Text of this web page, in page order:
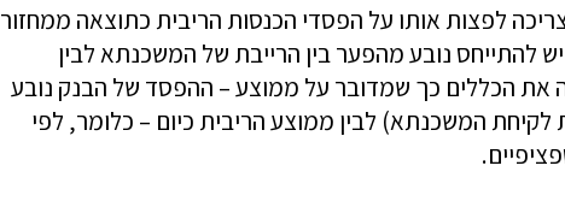
לפצות אותו על הפסדי הכנסות הריבית כתוצאה ממחזור
להתייחס נובע מהפער בין הרייבת של המשכנתא לבין
את הכללים כך שמדובר על ממוצע – ההפסד של הבנק נובע
המשכנתא) לבין ממוצע הריבית כיום – כלומר, לפי